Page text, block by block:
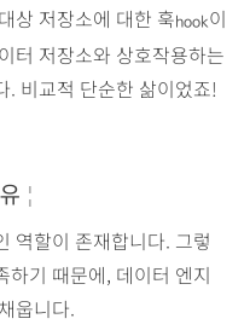
상 저장소에 대한 훅 hook이
터 저장소와 상호작용하는
. 비교적 단순한 삶이었죠!
¦
역할이 존재합니다. 그렇
하기 때문에, 데이터 엔지
웁니다.